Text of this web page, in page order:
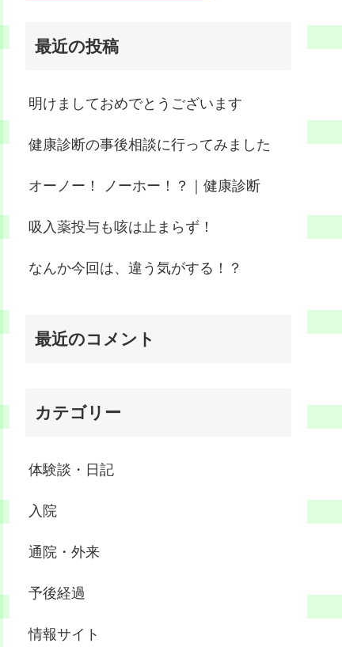
最近の投稿
明けましておめでとうございます
健康診断の事後相談に行ってみました
オーノー！ ノーホー！？｜健康診断
吸入薬投与も咳は止まらず！
なんか今回は、違う気がする！？
最近のコメント
カテゴリー
体験談・日記
入院
通院・外来
予後経過
情報サイト